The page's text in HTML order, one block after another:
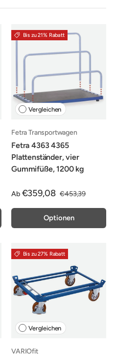
Bis zu 21% Rabatt
Vergleichen
Fetra Transportwagen
Fetra 4363 4365
Plattenständer, vier
Gummifüße, 1200 kg
Ab €359,08 €453,39
Optionen
Bis zu 27% Rabatt
Vergleichen
VARIOfit